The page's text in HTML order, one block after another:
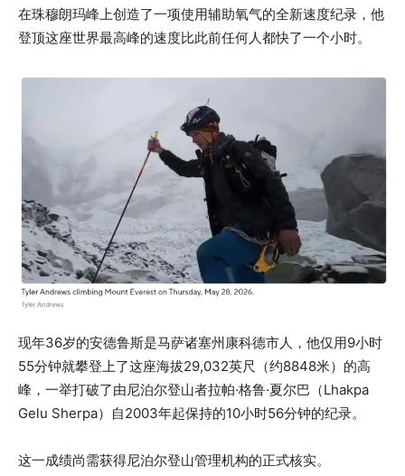
在珠穆朗玛峰上创造了一项使用辅助氧气的全新速度纪录，他
登顶这座世界最高峰的速度比此前任何人都快了一个小时。
现年36岁的安德鲁斯是马萨诸塞州康科德市人，他仅用9小时
55分钟就攀登上了这座海拔29,032英尺（约8848米）的高
峰，一举打破了由尼泊尔登山者拉帕·格鲁·夏尔巴（Lhakpa
Gelu Sherpa）自2003年起保持的10小时56分钟的纪录。
这一成绩尚需获得尼泊尔登山管理机构的正式核实。